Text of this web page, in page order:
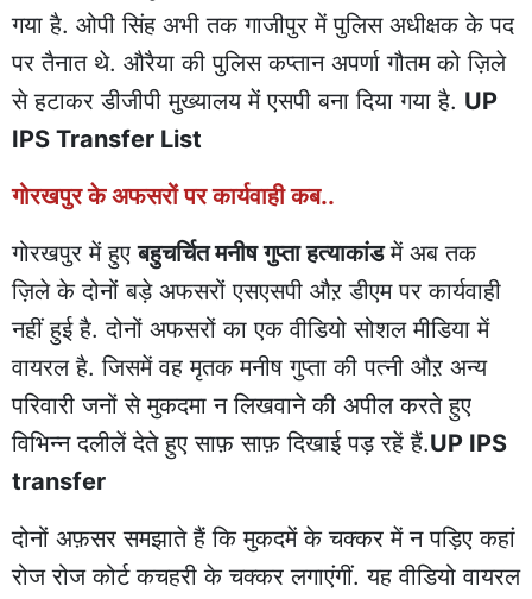
गया है. ओपी सिंह अभी तक गाजीपुर में पुलिस अधीक्षक के पद
पर तैनात थे. औरैया की पुलिस कप्तान अपर्णा गौतम को ज़िले
से हटाकर डीजीपी मुख्यालय में एसपी बना दिया गया है. UP
IPS Transfer List
गोरखपुर के अफसरों पर कार्यवाही कब..
गोरखपुर में हुएबहुचर्चित मनीष गुप्ता हत्याकांडमें अब तक
ज़िले के दोनों बड़े अफसरों एसएसपी औऱ डीएम पर कार्यवाही
नहीं हुई है. दोनों अफसरों का एक वीडियो सोशल मीडिया में
वायरल है. जिसमें वह मृतक मनीष गुप्ता की पत्नी औऱ अन्य
परिवारी जनों से मुकदमा न लिखवाने की अपील करते हुए
विभिन्न दलीलें देते हुए साफ़ साफ़ दिखाई पड़ रहें हैं.UP IPS
transfer
दोनों अफ़सर समझाते हैं कि मुकदमें के चक्कर में न पड़िए कहां
रोज रोज कोर्ट कचहरी के चक्कर लगाएंगीं. यह वीडियो वायरल